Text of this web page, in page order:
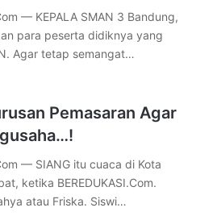
— KEPALA SMAN 3 Bandung,
para peserta didiknya yang
Agar tetap semangat…
Pemasaran Agar
— SIANG itu cuaca di Kota
ketika BEREDUKASI.Com.
atau Friska. Siswi…